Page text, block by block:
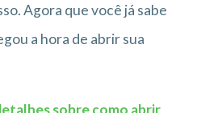
Agora que você já sabe
a hora de abrir sua
sobre como abrir